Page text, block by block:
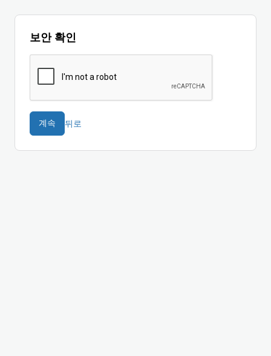
보안 확인
계속 뒤로